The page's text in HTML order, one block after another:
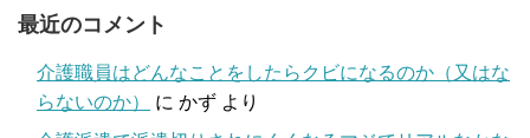
最近のコメント
介護職員はどんなことをしたらクビになるのか（又はな
らないのか）
に かず より